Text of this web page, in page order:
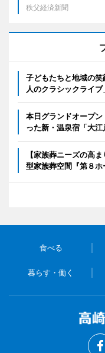
秩父経済新聞
子どもたちと地域の
人のクラシックライ
本日グランドオープン
った新・温泉宿「大
【家族葬ニーズの高
型家族葬空間『第８
食べる
暮らす・働く